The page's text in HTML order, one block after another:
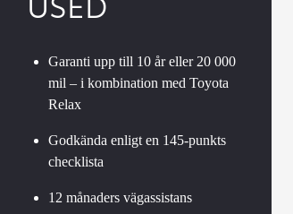
Vi har Sveriges mest nöjda
Garanti upp till 10 år eller 20 000
mil – i kombination med Toyota
Relax
Godkända enligt en 145-punkts
checklista
12 månaders vägassistans